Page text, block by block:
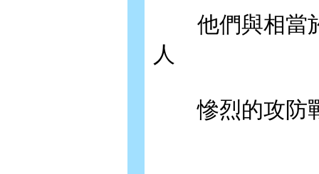
他們與相當於
人
慘烈的攻防